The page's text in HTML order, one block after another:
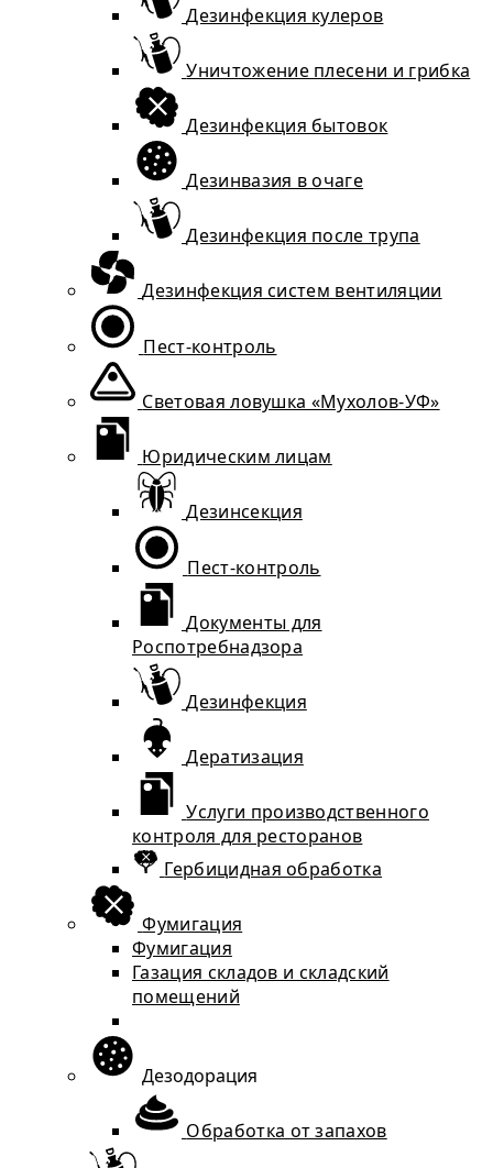
Дезинфекция кулеров
Уничтожение плесени и грибка
Дезинфекция бытовок
Дезинвазия в очаге
Дезинфекция после трупа
Дезинфекция систем вентиляции
Пест-контроль
Световая ловушка «Мухолов-УФ»
Юридическим лицам
Дезинсекция
Пест-контроль
Документы для
Роспотребнадзора
Дезинфекция
Дератизация
Услуги производственного
контроля для ресторанов
Гербицидная обработка
Фумигация
Фумигация
Газация складов и складский
помещений
Дезодорация
Обработка от запахов